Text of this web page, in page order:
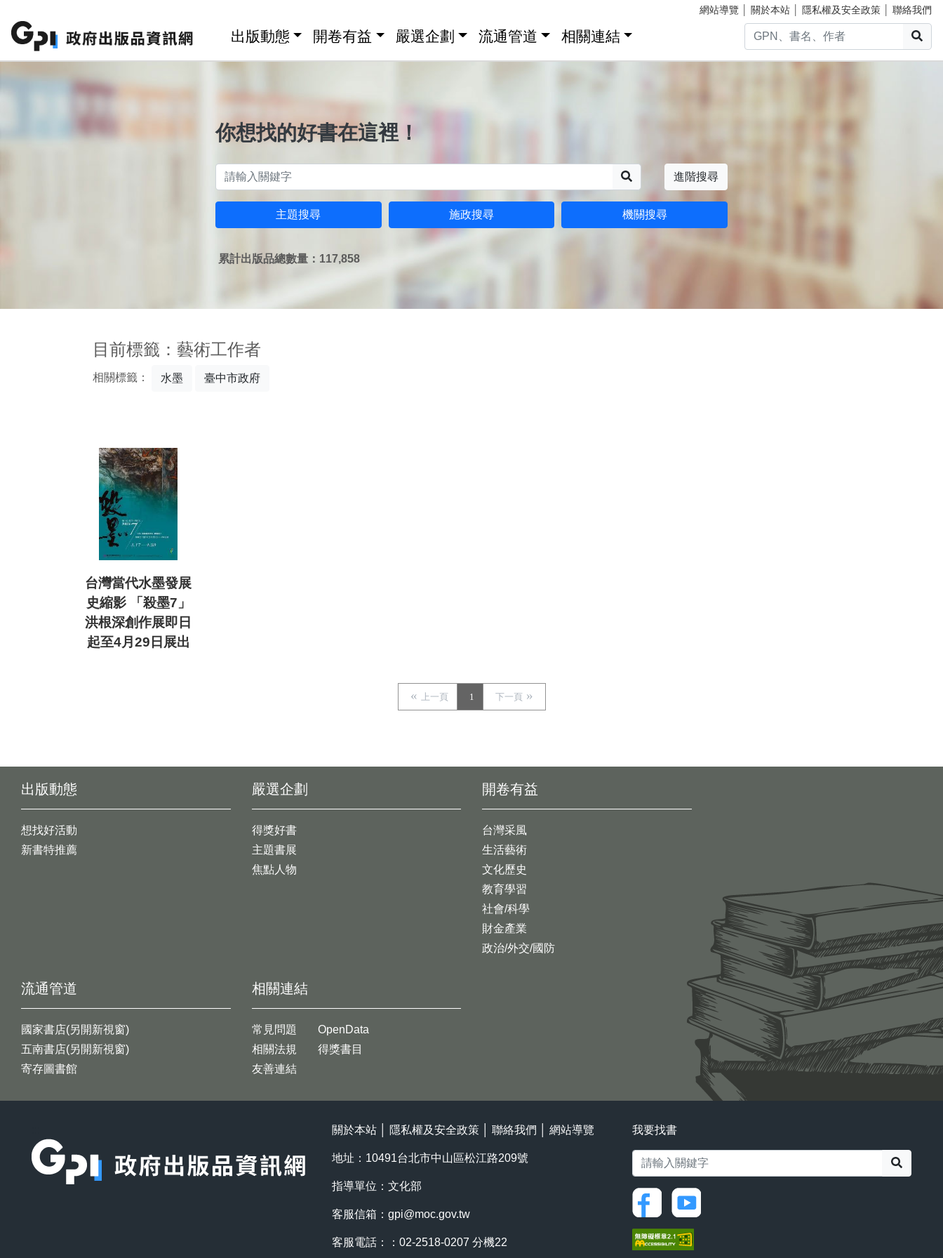
網站導覽 關於本站 隱私權及安全政策 聯絡我們
出版動態 開卷有益 嚴選企劃 流通管道 相關連結
你想找的好書在這裡！
進階搜尋
主題搜尋 施政搜尋 機關搜尋
累計出版品總數量：117,858
目前標籤：藝術工作者
相關標籤： 水墨 臺中市政府
台灣當代水墨發展
史縮影 「殺墨7」
洪根深創作展即日
起至4月29日展出
上一頁 1 下一頁
出版動態
想找好活動
新書特推薦
開卷有益
台灣采風
生活藝術
文化歷史
教育學習
社會/科學
財金產業
政治/外交/國防
嚴選企劃
得獎好書
主題書展
焦點人物
流通管道
國家書店(另開新視窗)
五南書店(另開新視窗)
寄存圖書館
相關連結
常見問題
相關法規
友善連結
OpenData
得獎書目
關於本站 隱私權及安全政策 聯絡我們 網站導覽
地址：10491台北市中山區松江路209號
指導單位：文化部
客服信箱： gpi@moc.gov.tw
客服電話：：02-2518-0207 分機22
我要找書